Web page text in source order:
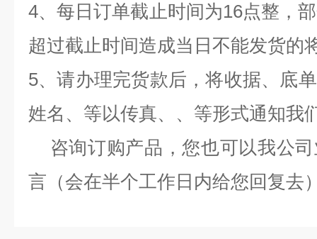
4、每日订单截止时间为16点整，
超过截止时间造成当日不能发货的
5、请办理完货款后，将收据、底
姓名、等以传真、、等形式通知我
咨询订购产品，您也可以我公
言（会在半个工作日内给您回复去